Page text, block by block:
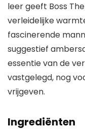
leer geeft Boss
verleidelijke
fascinerende
suggestief
essentie van de
vastgelegd, nog
vrijgeven.
Ingrediënten